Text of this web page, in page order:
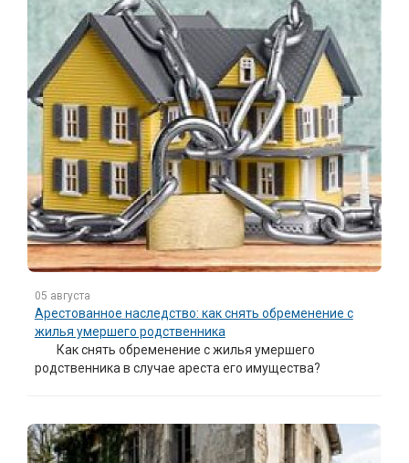
05 августа
Арестованное наследство: как снять обременение с
жилья умершего родственника
Как снять обременение с жилья умершего
родственника в случае ареста его имущества?